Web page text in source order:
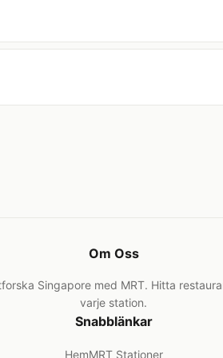
Om Oss
Singapore med MRT. Hitta
varje station.
Snabblänkar
HemMRT Stationer